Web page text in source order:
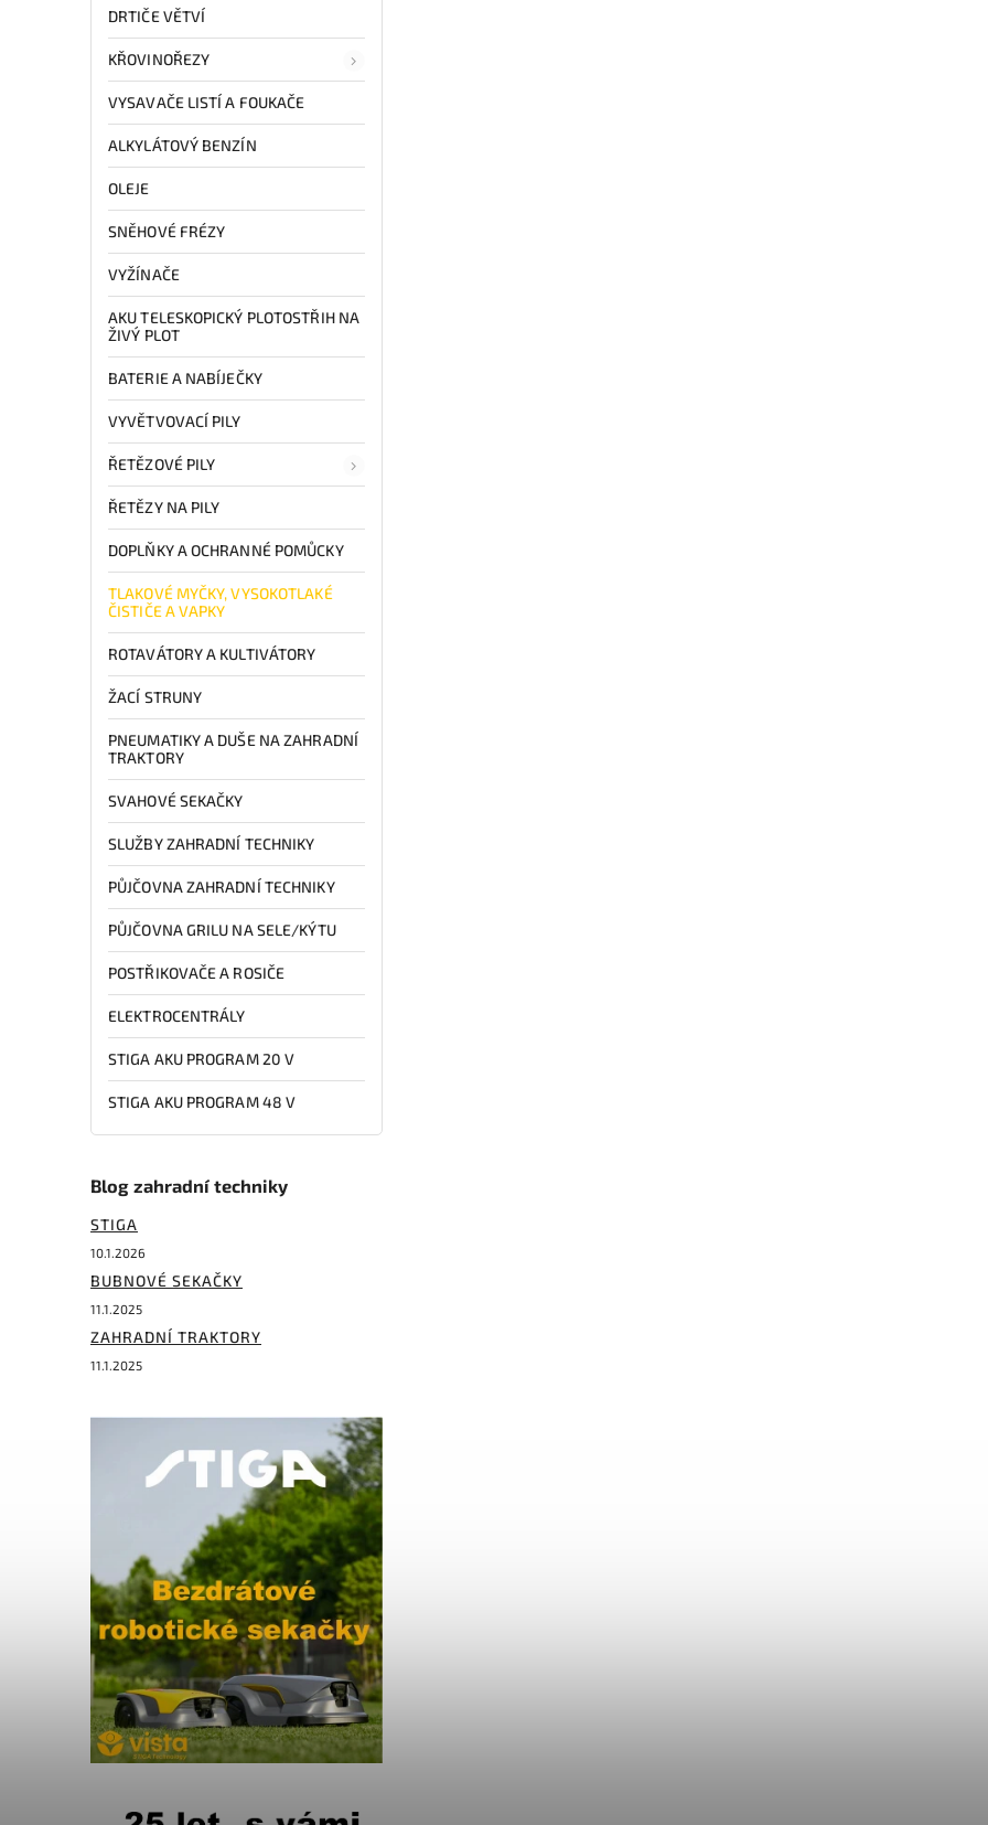
DRTIČE VĚTVÍ
KŘOVINOŘEZY
VYSAVAČE LISTÍ A FOUKAČE
ALKYLÁTOVÝ BENZÍN
OLEJE
SNĚHOVÉ FRÉZY
VYŽÍNAČE
AKU TELESKOPICKÝ PLOTOSTŘIH NA
ŽIVÝ PLOT
BATERIE A NABÍJEČKY
VYVĚTVOVACÍ PILY
ŘETĚZOVÉ PILY
ŘETĚZY NA PILY
DOPLŇKY A OCHRANNÉ POMŮCKY
TLAKOVÉ MYČKY, VYSOKOTLAKÉ
ČISTIČE A VAPKY
ROTAVÁTORY A KULTIVÁTORY
ŽACÍ STRUNY
PNEUMATIKY A DUŠE NA ZAHRADNÍ
TRAKTORY
SVAHOVÉ SEKAČKY
SLUŽBY ZAHRADNÍ TECHNIKY
PŮJČOVNA ZAHRADNÍ TECHNIKY
PŮJČOVNA GRILU NA SELE/KÝTU
POSTŘIKOVAČE A ROSIČE
ELEKTROCENTRÁLY
STIGA AKU PROGRAM 20 V
STIGA AKU PROGRAM 48 V
Blog zahradní techniky
STIGA
10.1.2026
BUBNOVÉ SEKAČKY
11.1.2025
ZAHRADNÍ TRAKTORY
11.1.2025